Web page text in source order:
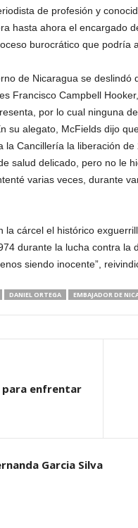
de profesión y
hasta ahora el encargado
burocrático que podría
de Nicaragua se
Francisco Campbell
por lo cual ninguna
su alegato, McFields dijo
la Cancillería la liberación
salud delicado, pero no le
varias veces, durante
la cárcel el histórico
durante la lucha contra la
siendo inocente”,
DANIEL ORTEGA EMBAJADOR DE
para enfrentar
Garcia Silva